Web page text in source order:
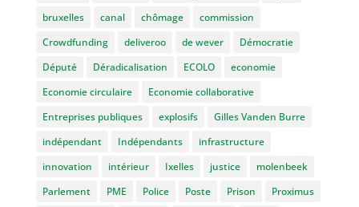
bruxelles
canal chômage
commission
Crowdfunding
deliveroo de wever
Démocratie
Député
Déradicalisation ECOLO
economie
Economie circulaire
Economie collaborative
Entreprises publiques
explosifs
Gilles Vanden Burre
indépendant
Indépendants
infrastructure
innovation
intérieur Ixelles justice
molenbeek
Parlement
PME Police Poste Prison
Proximus